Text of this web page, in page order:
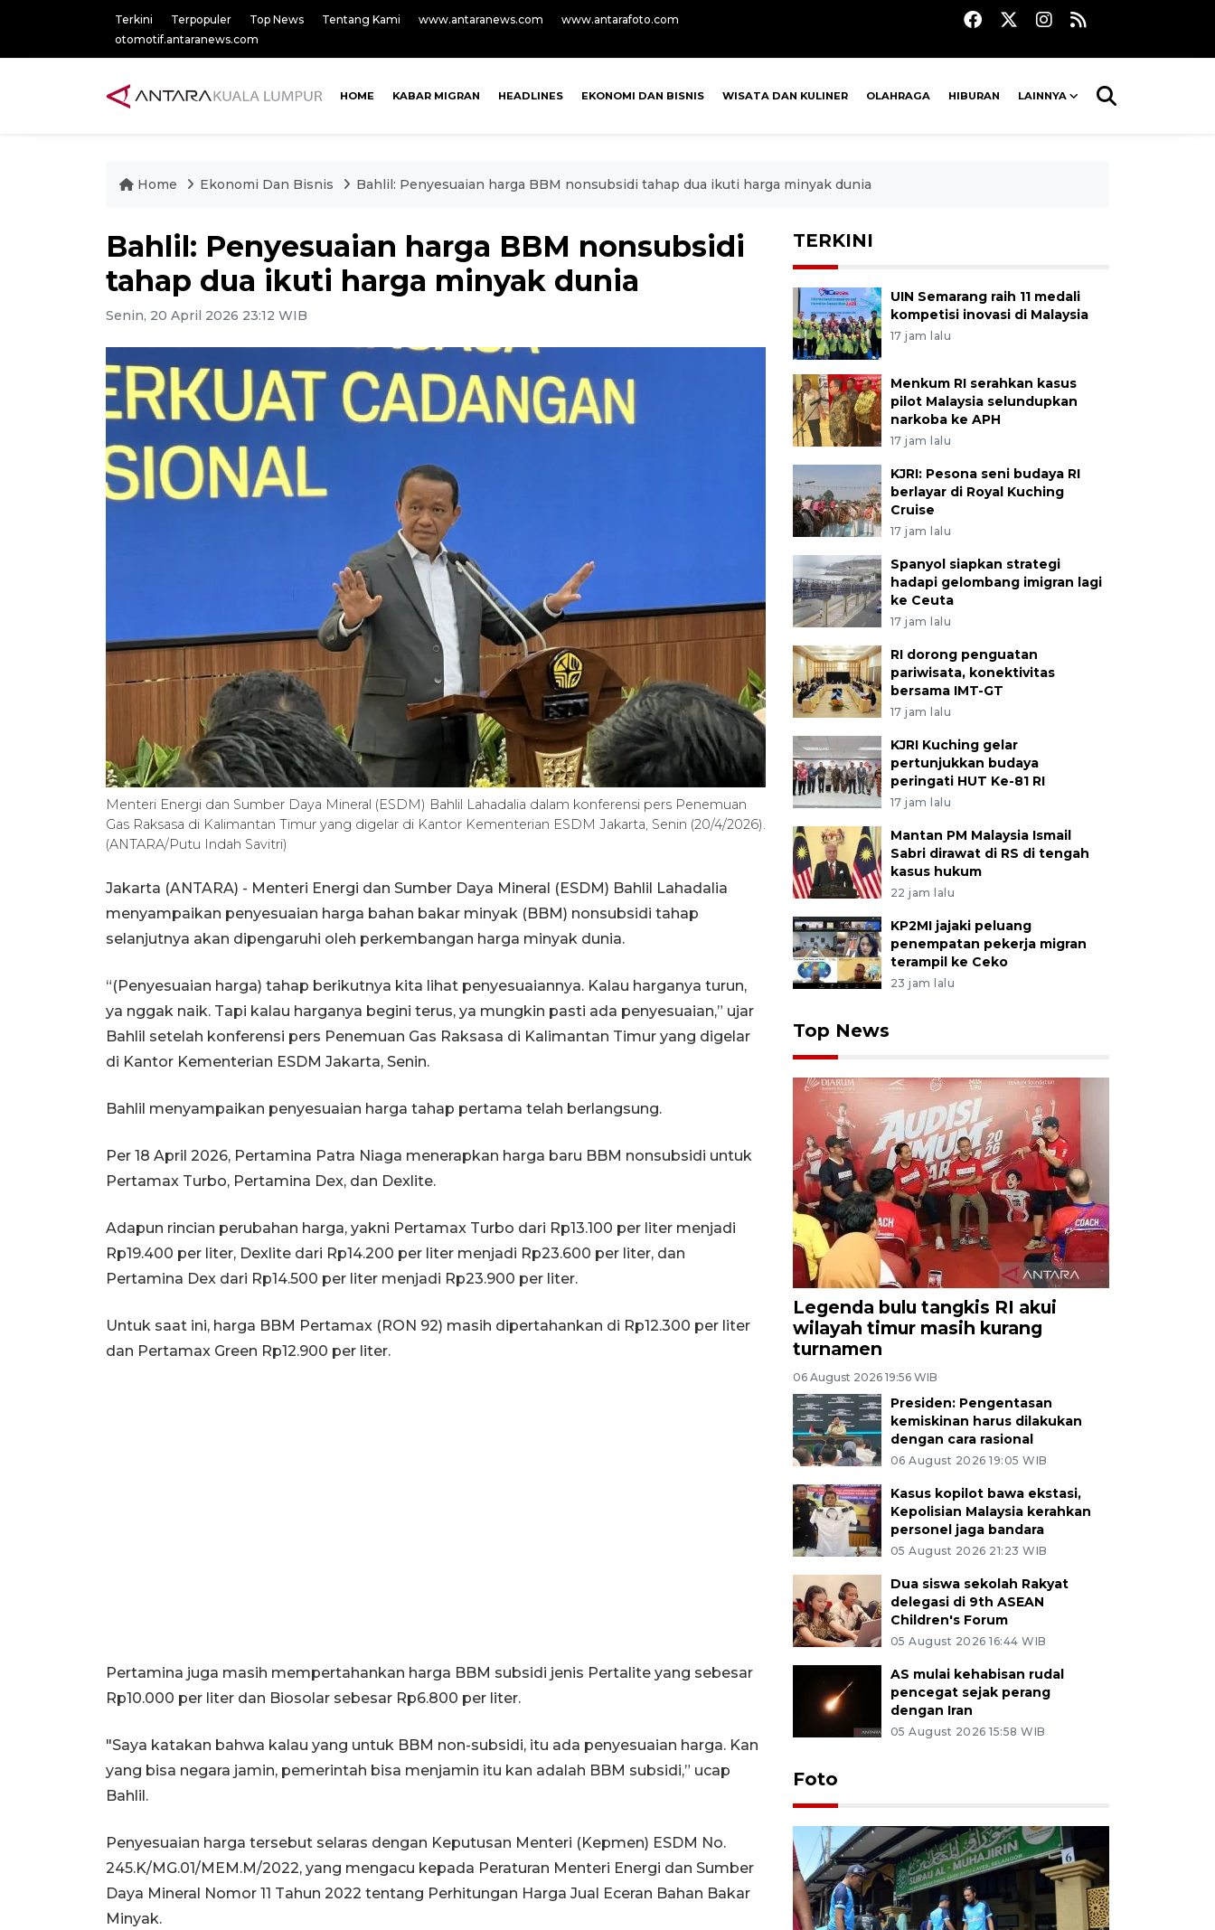
Terkini Terpopuler Top News Tentang Kami www.antaranews.com
www.antarafoto.com
otomotif.antaranews.com
HOME KABAR MIGRAN HEADLINES EKONOMI DAN BISNIS WISATA DAN KULINER OLAHRAGA HIBURAN LAINNYA
Home Ekonomi Dan Bisnis Bahlil: Penyesuaian harga BBM nonsubsidi tahap dua ikuti harga minyak dunia
Bahlil: Penyesuaian harga BBM nonsubsidi
tahap dua ikuti harga minyak dunia
Senin, 20 April 2026 23:12 WIB
Menteri Energi dan Sumber Daya Mineral (ESDM) Bahlil Lahadalia dalam konferensi pers Penemuan
Gas Raksasa di Kalimantan Timur yang digelar di Kantor Kementerian ESDM Jakarta, Senin (20/4/2026).
(ANTARA/Putu Indah Savitri)
Jakarta (ANTARA) - Menteri Energi dan Sumber Daya Mineral (ESDM) Bahlil Lahadalia
menyampaikan penyesuaian harga bahan bakar minyak (BBM) nonsubsidi tahap
selanjutnya akan dipengaruhi oleh perkembangan harga minyak dunia.
“(Penyesuaian harga) tahap berikutnya kita lihat penyesuaiannya. Kalau harganya turun,
ya nggak naik. Tapi kalau harganya begini terus, ya mungkin pasti ada penyesuaian,” ujar
Bahlil setelah konferensi pers Penemuan Gas Raksasa di Kalimantan Timur yang digelar
di Kantor Kementerian ESDM Jakarta, Senin.
Bahlil menyampaikan penyesuaian harga tahap pertama telah berlangsung.
Per 18 April 2026, Pertamina Patra Niaga menerapkan harga baru BBM nonsubsidi untuk
Pertamax Turbo, Pertamina Dex, dan Dexlite.
Adapun rincian perubahan harga, yakni Pertamax Turbo dari Rp13.100 per liter menjadi
Rp19.400 per liter, Dexlite dari Rp14.200 per liter menjadi Rp23.600 per liter, dan
Pertamina Dex dari Rp14.500 per liter menjadi Rp23.900 per liter.
Untuk saat ini, harga BBM Pertamax (RON 92) masih dipertahankan di Rp12.300 per liter
dan Pertamax Green Rp12.900 per liter.
Pertamina juga masih mempertahankan harga BBM subsidi jenis Pertalite yang sebesar
Rp10.000 per liter dan Biosolar sebesar Rp6.800 per liter.
"Saya katakan bahwa kalau yang untuk BBM non-subsidi, itu ada penyesuaian harga. Kan
yang bisa negara jamin, pemerintah bisa menjamin itu kan adalah BBM subsidi,” ucap
Bahlil.
Penyesuaian harga tersebut selaras dengan Keputusan Menteri (Kepmen) ESDM No.
245.K/MG.01/MEM.M/2022, yang mengacu kepada Peraturan Menteri Energi dan Sumber
Daya Mineral Nomor 11 Tahun 2022 tentang Perhitungan Harga Jual Eceran Bahan Bakar
Minyak.
TERKINI
UIN Semarang raih 11 medali
kompetisi inovasi di Malaysia
17 jam lalu
Menkum RI serahkan kasus
pilot Malaysia selundupkan
narkoba ke APH
17 jam lalu
KJRI: Pesona seni budaya RI
berlayar di Royal Kuching
Cruise
17 jam lalu
Spanyol siapkan strategi
hadapi gelombang imigran lagi
ke Ceuta
17 jam lalu
RI dorong penguatan
pariwisata, konektivitas
bersama IMT-GT
17 jam lalu
KJRI Kuching gelar
pertunjukkan budaya
peringati HUT Ke-81 RI
17 jam lalu
Mantan PM Malaysia Ismail
Sabri dirawat di RS di tengah
kasus hukum
22 jam lalu
KP2MI jajaki peluang
penempatan pekerja migran
terampil ke Ceko
23 jam lalu
Top News
Legenda bulu tangkis RI akui
wilayah timur masih kurang
turnamen
06 August 2026 19:56 WIB
Presiden: Pengentasan
kemiskinan harus dilakukan
dengan cara rasional
06 August 2026 19:05 WIB
Kasus kopilot bawa ekstasi,
Kepolisian Malaysia kerahkan
personel jaga bandara
05 August 2026 21:23 WIB
Dua siswa sekolah Rakyat
delegasi di 9th ASEAN
Children's Forum
05 August 2026 16:44 WIB
AS mulai kehabisan rudal
pencegat sejak perang
dengan Iran
05 August 2026 15:58 WIB
Foto